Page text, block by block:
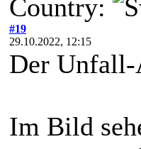
Country:
#19
29.10.2022, 12:15
Der
Im Bild